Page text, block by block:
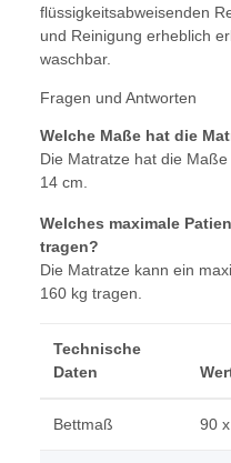
flüssigkeitsabweisenden
und Reinigung erheblich
waschbar.
Fragen und Antworten
Welche Maße hat die
Die Matratze hat die
14 cm.
Welches maximale
tragen?
Die Matratze kann ein
160 kg tragen.
Technische
Daten
Bettmaß 90